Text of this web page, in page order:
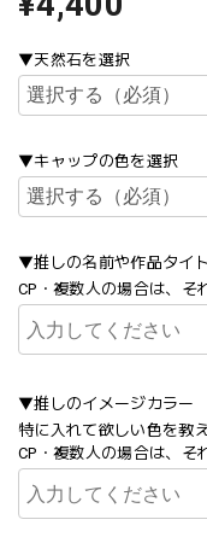
▼天然石を選択
▼キャップの色を選択
▼推しの名前や作品タイ
CP・複数人の場合は、そ
▼推しのイメージカラー
特に入れて欲しい色を教
CP・複数人の場合は、そ